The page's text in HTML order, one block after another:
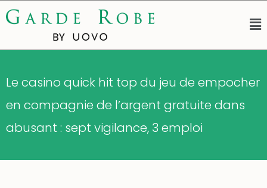
Le casino quick hit top du jeu de empocher
en compagnie de l’argent gratuite dans
abusant : sept vigilance, 3 emploi